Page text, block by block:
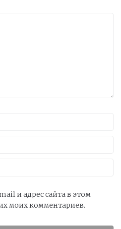
и адрес сайта в этом
моих комментариев.